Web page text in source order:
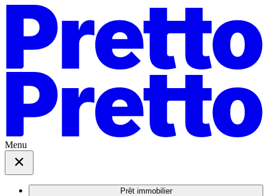
Menu
Prêt immobilier